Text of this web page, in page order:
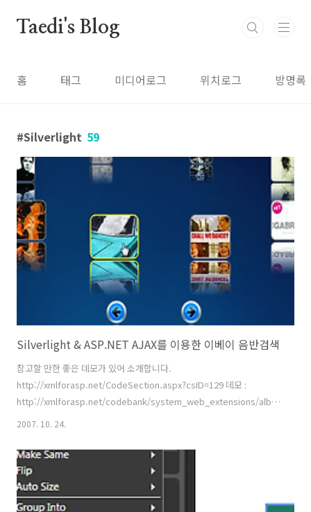
Taedi's Blog
홈 태그 미디어로그 위치로그 방명록
Silverlight 59
Silverlight & ASP.NET AJAX를 이용한 이베이 음반검색
참고할 만한 좋은 데모가 있어 소개합니다.
http://xmlforasp.net/CodeSection.aspx?csID=129 데모 :
http://xmlforasp.net/codebank/system_web_extensions/
사용기술 Silverlight and XAML JavaScript ASP.NET AJAX Web
2007. 10. 24.